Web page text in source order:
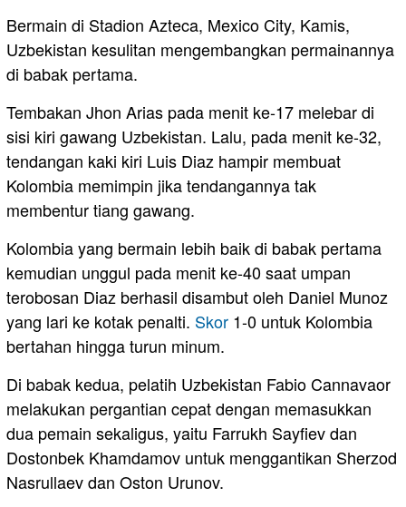
Bermain di Stadion Azteca, Mexico City, Kamis,
Uzbekistan kesulitan mengembangkan permainannya
di babak pertama.
Tembakan Jhon Arias pada menit ke-17 melebar di
sisi kiri gawang Uzbekistan. Lalu, pada menit ke-32,
tendangan kaki kiri Luis Diaz hampir membuat
Kolombia memimpin jika tendangannya tak
membentur tiang gawang.
Kolombia yang bermain lebih baik di babak pertama
kemudian unggul pada menit ke-40 saat umpan
terobosan Diaz berhasil disambut oleh Daniel Munoz
yang lari ke kotak penalti. Skor 1-0 untuk Kolombia
bertahan hingga turun minum.
Di babak kedua, pelatih Uzbekistan Fabio Cannavaor
melakukan pergantian cepat dengan memasukkan
dua pemain sekaligus, yaitu Farrukh Sayfiev dan
Dostonbek Khamdamov untuk menggantikan Sherzod
Nasrullaev dan Oston Urunov.